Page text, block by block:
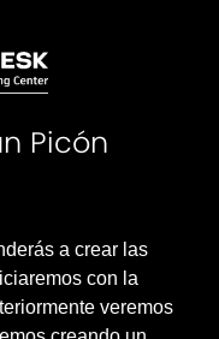
Picón
a crear las
con la
veremos